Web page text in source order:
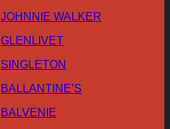
JOHNNIE WALKER
GLENLIVET
SINGLETON
BALLANTINE’S
BALVENIE